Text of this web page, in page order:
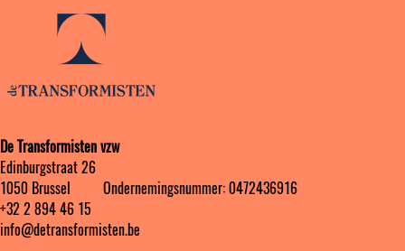
De Transformisten vzw
Edinburgstraat 26
1050 Brussel ‎ ‎‎‎ ‎ ‎ ‎ ‎ ‎ ‎ Ondernemingsnummer: 0472436916
+32 2 894 46 15
info@detransformisten.be